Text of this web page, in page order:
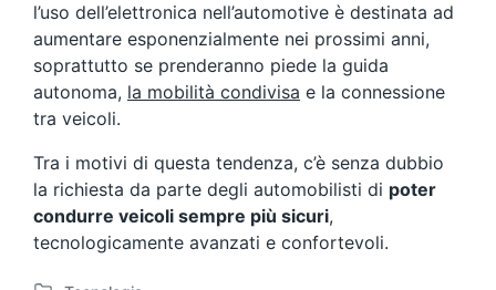
l’uso dell’elettronica nell’automotive è destinata ad
aumentare esponenzialmente nei prossimi anni,
soprattutto se prenderanno piede la guida
autonoma, la mobilità condivisa e la connessione
tra veicoli.
Tra i motivi di questa tendenza, c’è senza dubbio
la richiesta da parte degli automobilisti di poter
condurre veicoli sempre più sicuri,
tecnologicamente avanzati e confortevoli.